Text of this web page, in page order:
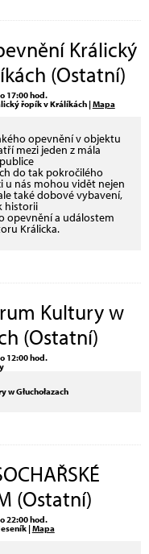
Králický
(Ostatní)
17:00 hod.
řopík v Králíkách |Mapa
opevnění v objektu
mezi jeden z mála
do tak pokročilého
u nás mohou vidět nejen
také dobové vybavení,
historii
opevnění a událostem
Králicka.
Kultury w
(Ostatní)
12:00 hod.
w Głuchołazach
(Ostatní)
22:00 hod.
|Mapa